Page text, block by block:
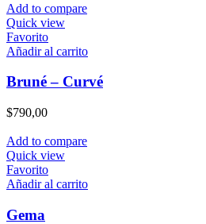
Add to compare
Quick view
Favorito
Añadir al carrito
Bruné – Curvé
$790,00
Add to compare
Quick view
Favorito
Añadir al carrito
Gema